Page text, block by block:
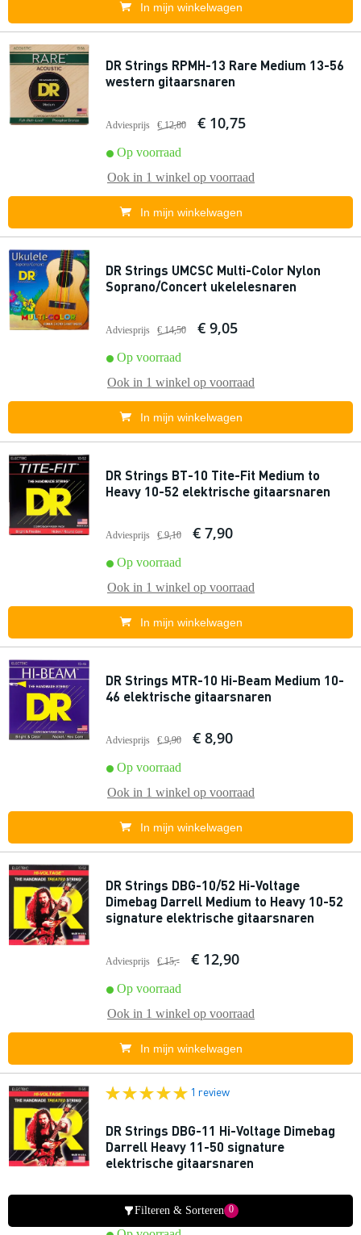
In mijn winkelwagen
DR Strings RPMH-13 Rare Medium 13-56
western gitaarsnaren
Adviesprijs € 12,80 € 10,75
Op voorraad
Ook in 1 winkel op voorraad
In mijn winkelwagen
DR Strings UMCSC Multi-Color Nylon
Soprano/Concert ukelelesnaren
Adviesprijs € 14,50 € 9,05
Op voorraad
Ook in 1 winkel op voorraad
In mijn winkelwagen
DR Strings BT-10 Tite-Fit Medium to
Heavy 10-52 elektrische gitaarsnaren
Adviesprijs € 9,10 € 7,90
Op voorraad
Ook in 1 winkel op voorraad
In mijn winkelwagen
DR Strings MTR-10 Hi-Beam Medium 10-
46 elektrische gitaarsnaren
Adviesprijs € 9,90 € 8,90
Op voorraad
Ook in 1 winkel op voorraad
In mijn winkelwagen
DR Strings DBG-10/52 Hi-Voltage
Dimebag Darrell Medium to Heavy 10-52
signature elektrische gitaarsnaren
Adviesprijs € 15,- € 12,90
Op voorraad
Ook in 1 winkel op voorraad
In mijn winkelwagen
1 review
DR Strings DBG-11 Hi-Voltage Dimebag
Darrell Heavy 11-50 signature
elektrische gitaarsnaren
Adviesprijs € 17,30 € 12,90
Filteren & Sorteren 0